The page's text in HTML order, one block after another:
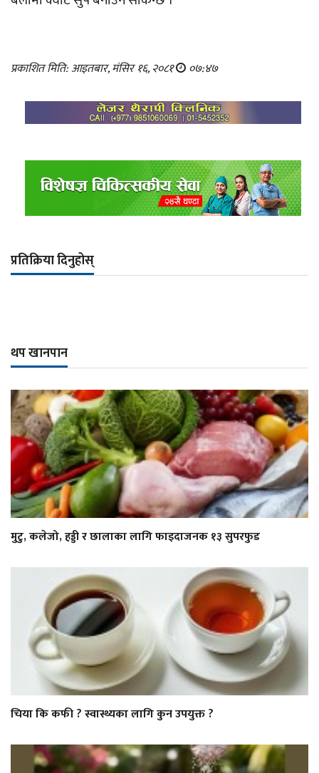
प्रकाशित मिति: आइतबार, मंसिर १६, २०८१ ०७:४७
प्रतिक्रिया दिनुहोस्
थप खानपान
मुटु, कलेजो, हड्डी र छालाका लागि फाइदाजनक १३ सुपरफुड
चिया कि कफी ? स्वास्थ्यका लागि कुन उपयुक्त ?